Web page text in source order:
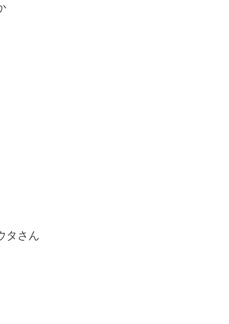
タさん